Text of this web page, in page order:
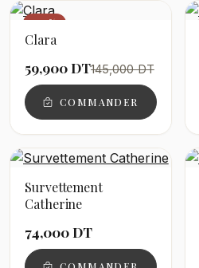
−59%
Clara
59,900 DT145,000 DT
COMMANDER
Survettement
Catherine
74,000 DT